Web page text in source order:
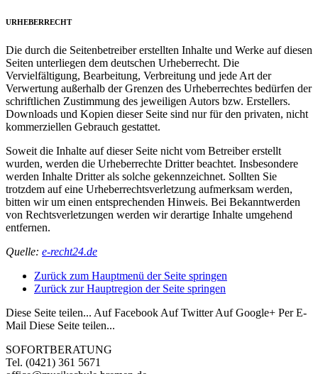
URHEBERRECHT
Die durch die Seitenbetreiber erstellten Inhalte und Werke auf diesen
Seiten unterliegen dem deutschen Urheberrecht. Die
Vervielfältigung, Bearbeitung, Verbreitung und jede Art der
Verwertung außerhalb der Grenzen des Urheberrechtes bedürfen der
schriftlichen Zustimmung des jeweiligen Autors bzw. Erstellers.
Downloads und Kopien dieser Seite sind nur für den privaten, nicht
kommerziellen Gebrauch gestattet.
Soweit die Inhalte auf dieser Seite nicht vom Betreiber erstellt
wurden, werden die Urheberrechte Dritter beachtet. Insbesondere
werden Inhalte Dritter als solche gekennzeichnet. Sollten Sie
trotzdem auf eine Urheberrechtsverletzung aufmerksam werden,
bitten wir um einen entsprechenden Hinweis. Bei Bekanntwerden
von Rechtsverletzungen werden wir derartige Inhalte umgehend
entfernen.
Quelle: e-recht24.de
Zurück zum Hauptmenü der Seite springen
Zurück zur Hauptregion der Seite springen
Diese Seite teilen... Auf Facebook Auf Twitter Auf Google+ Per E-
Mail Diese Seite teilen...
SOFORTBERATUNG
Tel. (0421) 361 5671